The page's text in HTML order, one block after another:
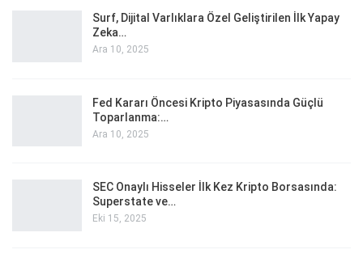
Surf, Dijital Varlıklara Özel Geliştirilen İlk Yapay
Zeka…
Ara 10, 2025
Fed Kararı Öncesi Kripto Piyasasında Güçlü
Toparlanma:…
Ara 10, 2025
SEC Onaylı Hisseler İlk Kez Kripto Borsasında:
Superstate ve…
Eki 15, 2025